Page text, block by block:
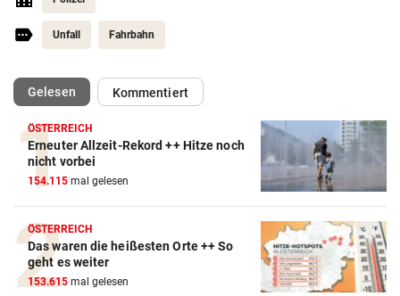
Unfall Fahrbahn
Gelesen(ausgewählt)Kommentiert
ÖSTERREICH
Erneuter Allzeit-Rekord ++ Hitze noch
nicht vorbei
154.115 mal gelesen
ÖSTERREICH
Das waren die heißesten Orte ++ So
geht es weiter
153.615 mal gelesen